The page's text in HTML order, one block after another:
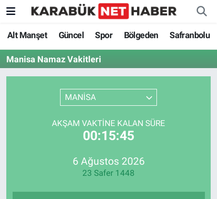
Alt Manşet Güncel Spor Bölgeden Safranbolu
Manisa Namaz Vakitleri
MANİSA
AKŞAM VAKTINE KALAN SÜRE
00:15:45
6 Ağustos 2026
23 Safer 1448